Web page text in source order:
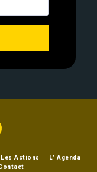
Les Actions
L’ Agenda